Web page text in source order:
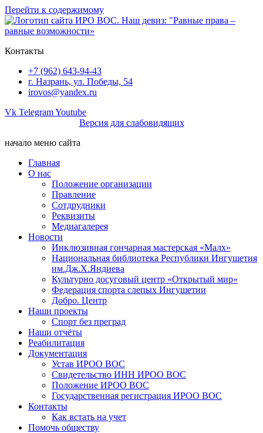
Перейти к содержимому
Контакты
+7 (962) 643-94-43
г. Назрань, ул. Победы, 54
irovos@yandex.ru
Vk TelegramYoutube
Версия для слабовидящих
начало меню сайта
Главная
О нас
Положение организации
Правление
Сотдрудники
Реквизиты
Медиагалерея
Новости
Инклюзивная гончарная мастерская «Малх»
Национальная библиотека Республики Ингушетия
им.Дж.Х.Яндиева
Культурно досуговый центр «Открытый мир»
Федерация спорта слепых Ингушетии
Добро. Центр
Наши проекты
Спорт без преград
Наши отчёты
Реабилитация
Документация
Устав ИРОО ВОС
Свидетельство ИНН ИРОО ВОС
Положение ИРОО ВОС
Государственная регистрация ИРОО ВОС
Контакты
Как встать на учет
Помочь обществу